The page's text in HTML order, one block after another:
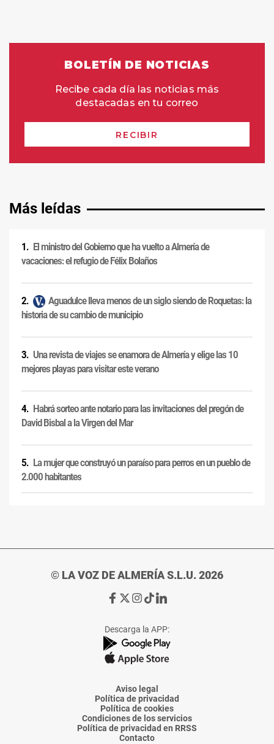
Más leídas
El ministro del Gobierno que ha vuelto a Almería de
vacaciones: el refugio de Félix Bolaños
Aguadulce lleva menos de un siglo siendo de Roquetas: la
historia de su cambio de municipio
Una revista de viajes se enamora de Almería y elige las 10
mejores playas para visitar este verano
Habrá sorteo ante notario para las invitaciones del pregón de
David Bisbal a la Virgen del Mar
La mujer que construyó un paraíso para perros en un pueblo de
2.000 habitantes
© LA VOZ DE ALMERÍA S.L.U. 2026
Ir
de
La
Voz
Almería
Ir
de
La
Voz
Almería
Ir
de
La
Voz
Almería
Ir
de
La
Voz
Almería
Ir
de
La
Voz
Descarga la APP:
Aviso legal
Política de privacidad
Política de cookies
Condiciones de los servicios
Política de privacidad en RRSS
Contacto